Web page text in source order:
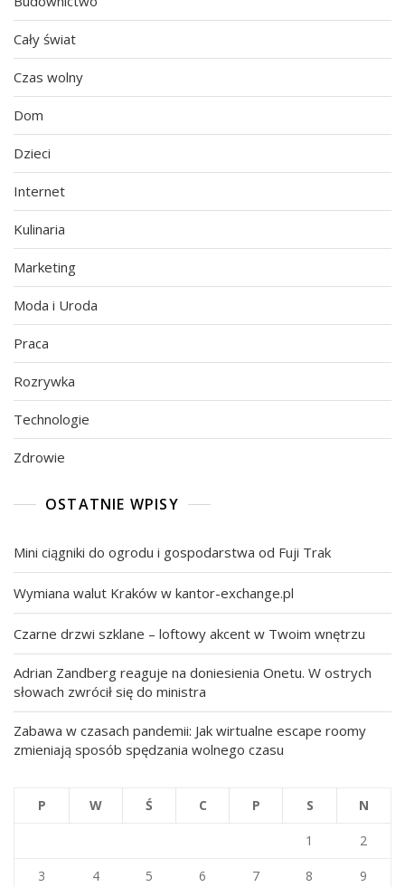
Cały świat
Czas wolny
Dom
Dzieci
Internet
Kulinaria
Marketing
Moda i Uroda
Praca
Rozrywka
Technologie
Zdrowie
OSTATNIE WPISY
Mini ciągniki do ogrodu i gospodarstwa od Fuji Trak
Wymiana walut Kraków w kantor-exchange.pl
Czarne drzwi szklane – loftowy akcent w Twoim wnętrzu
Adrian Zandberg reaguje na doniesienia Onetu. W ostrych
słowach zwrócił się do ministra
Zabawa w czasach pandemii: Jak wirtualne escape roomy
zmieniają sposób spędzania wolnego czasu
P W Ś C P S N
1 2
3 4 5 6 7 8 9